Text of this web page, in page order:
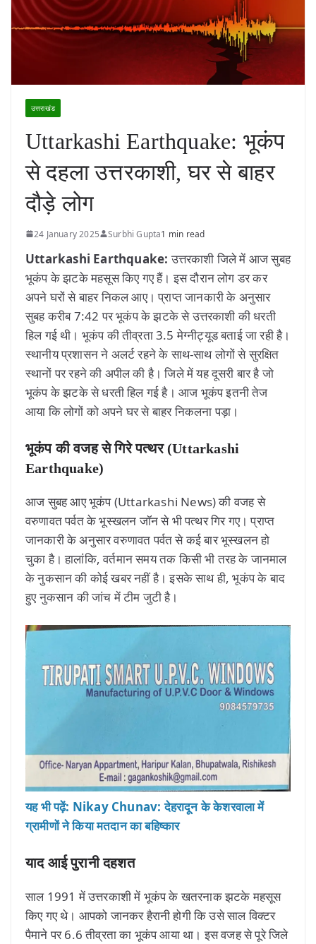
उत्तराखंड
Uttarkashi Earthquake: भूकंप
से दहला उत्तरकाशी, घर से बाहर
दौड़े लोग
24 January 2025 Surbhi Gupta1 min read
Uttarkashi Earthquake: उत्तरकाशी जिले में आज सुबह
भूकंप के झटके महसूस किए गए हैं। इस दौरान लोग डर कर
अपने घरों से बाहर निकल आए। प्राप्त जानकारी के अनुसार
सुबह करीब 7:42 पर भूकंप के झटके से उत्तरकाशी की धरती
हिल गई थी। भूकंप की तीव्रता 3.5 मेग्नीट्यूड बताई जा रही है।
स्थानीय प्रशासन ने अलर्ट रहने के साथ-साथ लोगों से सुरक्षित
स्थानों पर रहने की अपील की है। जिले में यह दूसरी बार है जो
भूकंप के झटके से धरती हिल गई है। आज भूकंप इतनी तेज
आया कि लोगों को अपने घर से बाहर निकलना पड़ा।
भूकंप की वजह से गिरे पत्थर (Uttarkashi
Earthquake)
आज सुबह आए भूकंप (Uttarkashi News) की वजह से
वरुणावत पर्वत के भूस्खलन जॉन से भी पत्थर गिर गए। प्राप्त
जानकारी के अनुसार वरुणावत पर्वत से कई बार भूस्खलन हो
चुका है। हालांकि, वर्तमान समय तक किसी भी तरह के जानमाल
के नुकसान की कोई खबर नहीं है। इसके साथ ही, भूकंप के बाद
हुए नुकसान की जांच में टीम जुटी है।
यह भी पढ़ें: Nikay Chunav: देहरादून के केशरवाला में
ग्रामीणों ने किया मतदान का बहिष्कार
याद आई पुरानी दहशत
साल 1991 में उत्तरकाशी में भूकंप के खतरनाक झटके महसूस
किए गए थे। आपको जानकर हैरानी होगी कि उसे साल विक्टर
पैमाने पर 6.6 तीव्रता का भूकंप आया था। इस वजह से पूरे जिले